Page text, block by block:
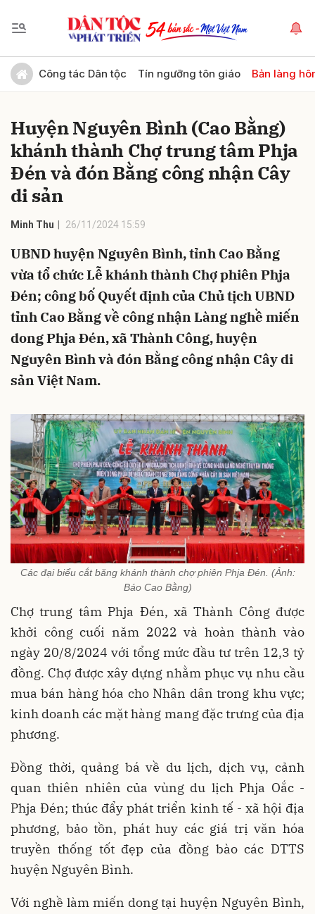
Công tác Dân tộc Tín ngưỡng tôn giáo Bản làng
Huyện Nguyên Bình (Cao Bằng)
khánh thành Chợ trung tâm Phja
Đén và đón Bằng công nhận Cây
di sản
Minh Thu 26/11/2024 15:59
UBND huyện Nguyên Bình, tỉnh Cao Bằng
vừa tổ chức Lễ khánh thành Chợ phiên Phja
Đén; công bố Quyết định của Chủ tịch UBND
tỉnh Cao Bằng về công nhận Làng nghề miến
dong Phja Đén, xã Thành Công, huyện
Nguyên Bình và đón Bằng công nhận Cây di
sản Việt Nam.
Các đại biểu cắt băng khánh thành chợ phiên Phja Đén. (Ảnh:
Báo Cao Bằng)
Chợ trung tâm Phja Đén, xã Thành Công được
khởi công cuối năm 2022 và hoàn thành vào
ngày 20/8/2024 với tổng mức đầu tư trên 12,3 tỷ
đồng. Chợ được xây dựng nhằm phục vụ nhu cầu
mua bán hàng hóa cho Nhân dân trong khu vực;
kinh doanh các mặt hàng mang đặc trưng của địa
phương.
Đồng thời, quảng bá về du lịch, dịch vụ, cảnh
quan thiên nhiên của vùng du lịch Phja Oắc -
Phja Đén; thúc đẩy phát triển kinh tế - xã hội địa
phương, bảo tồn, phát huy các giá trị văn hóa
truyền thống tốt đẹp của đồng bào các DTTS
huyện Nguyên Bình.
Với nghề làm miến dong tại huyện Nguyên Bình,
Gửi bình luận